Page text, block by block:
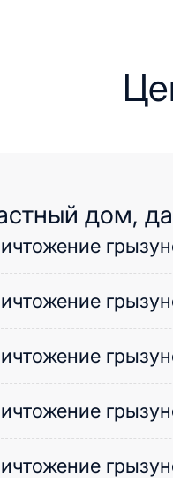
дом,